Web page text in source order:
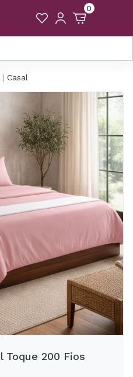
0
Casal
Toque 200 Fios